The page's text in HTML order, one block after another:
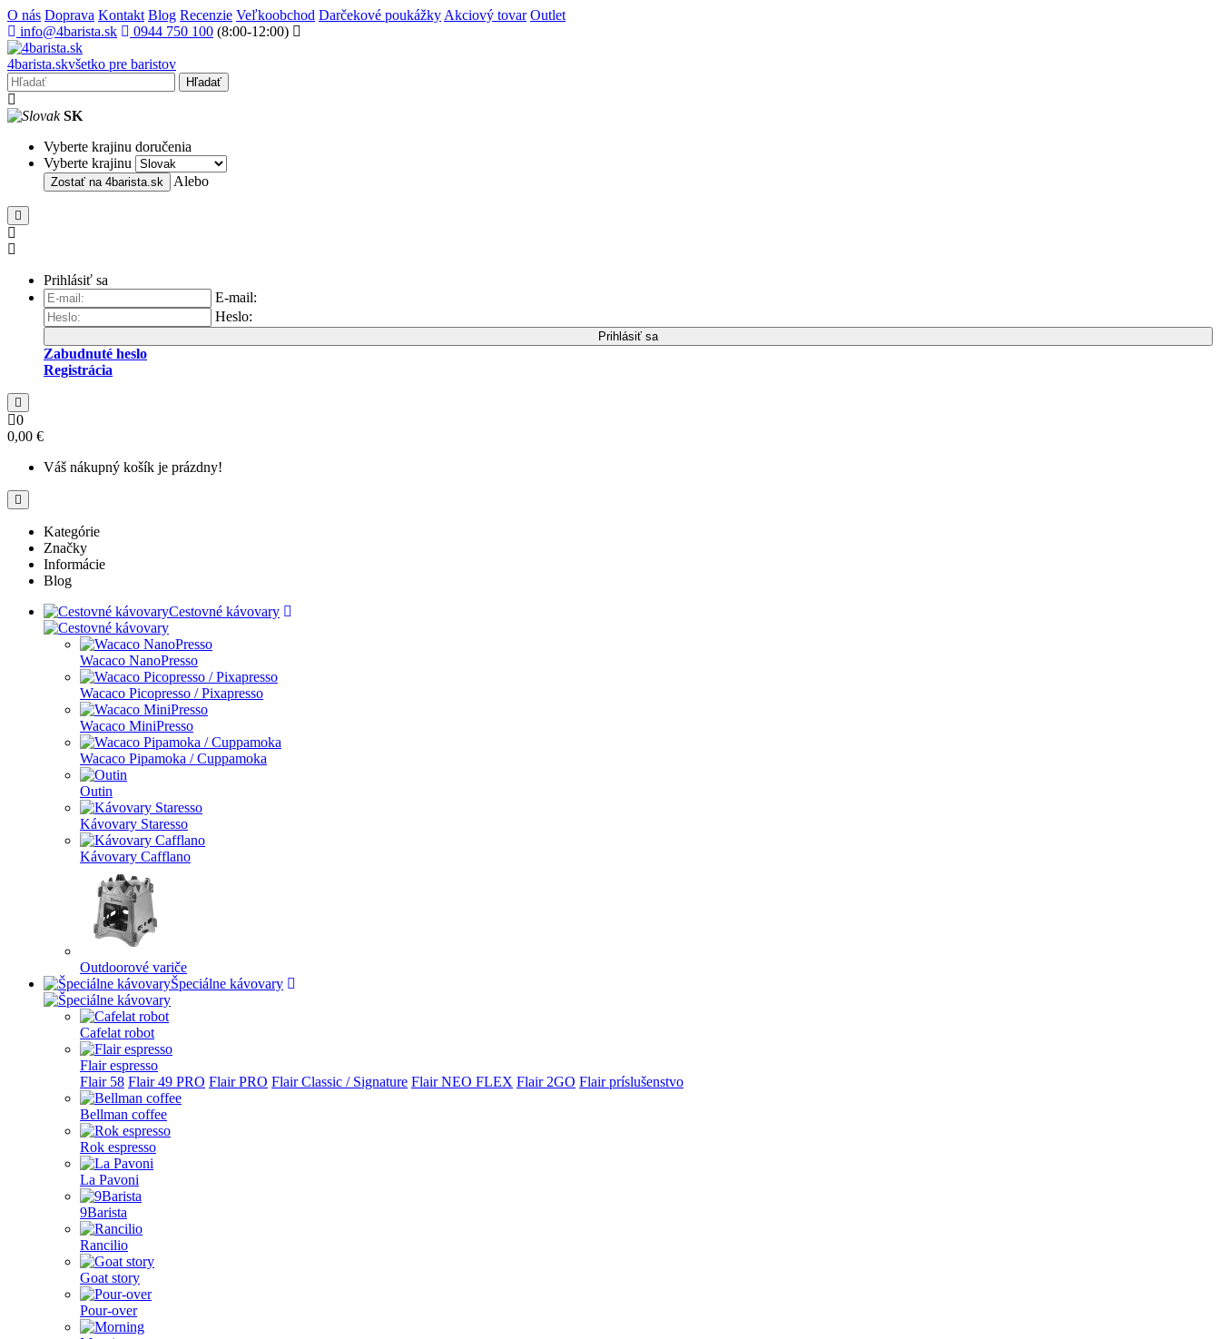
O nás Doprava Kontakt Blog Recenzie Veľkoobchod Darčekové poukážky Akciový tovar Outlet
info@4barista.sk
0944 750 100 (8:00-12:00)
4barista.skvšetko pre baristov
Hľadať
SK
Vyberte krajinu doručenia
Vyberte krajinu
Zostať na 4barista.sk Alebo
Prihlásiť sa
E-mail:
Heslo:
Prihlásiť sa
Zabudnuté heslo
Registrácia
0
0,00 €
Váš nákupný košík je prázdny!
Kategórie
Značky
Informácie
Blog
Cestovné kávovary
Wacaco NanoPresso
Wacaco Picopresso / Pixapresso
Wacaco MiniPresso
Wacaco Pipamoka / Cuppamoka
Outin
Kávovary Staresso
Kávovary Cafflano
Outdoorové variče
Špeciálne kávovary
Cafelat robot
Flair espresso
Flair 58 Flair 49 PRO Flair PRO Flair Classic / Signature Flair NEO FLEX Flair 2GO Flair príslušenstvo
Bellman coffee
Rok espresso
La Pavoni
9Barista
Rancilio
Goat story
Pour-over